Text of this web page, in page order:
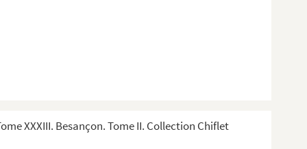
XXXIII. Besançon. Tome II. Collection Chiflet